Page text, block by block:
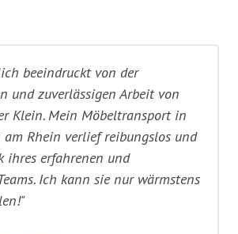
beeindruckt von der
und zuverlässigen Arbeit von
Klein. Mein Möbeltransport in
Rhein verlief reibungslos und
ihres erfahrenen und
Ich kann sie nur wärmstens